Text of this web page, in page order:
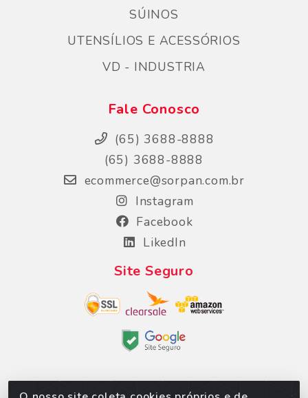
SÚINOS
UTENSÍLIOS E ACESSÓRIOS
VD - INDUSTRIA
Fale Conosco
(65) 3688-8888
(65) 3688-8888
ecommerce@sorpan.com.br
Instagram
Facebook
LikedIn
Site Seguro